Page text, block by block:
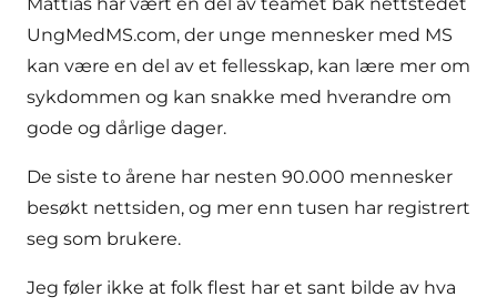
UngMedMS.com, der unge mennesker med MS
kan være en del av et fellesskap, kan lære mer om
sykdommen og kan snakke med hverandre om
gode og dårlige dager.
De siste to årene har nesten 90.000 mennesker
besøkt nettsiden, og mer enn tusen har registrert
seg som brukere.
Jeg føler ikke at folk flest har et sant bilde av hva